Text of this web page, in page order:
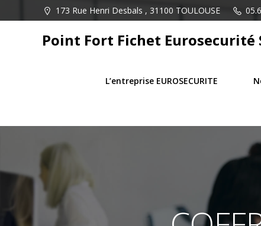
au
173 Rue Henri Desbals , 31100 TOULOUSE
Point Fort Fichet Eurosecurité
L’entreprise EUROSECURITE